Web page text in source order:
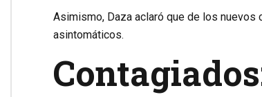
Asimismo, Daza aclaró que de los
asintomáticos.